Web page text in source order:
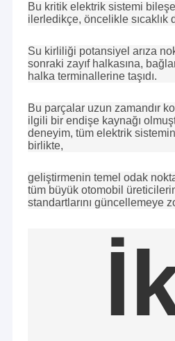
Bu kritik elektrik sistemi
ilerledikçe, öncelikle sıcaklık
Su kirliliği potansiyel arıza
sonraki zayıf halkasına,
halka terminallerine taşıdı.
Bu parçalar uzun zamandır
ilgili bir endişe kaynağı
deneyim, tüm elektrik
birlikte,
geliştirmenin temel odak
tüm büyük otomobil
standartlarını güncellemeye